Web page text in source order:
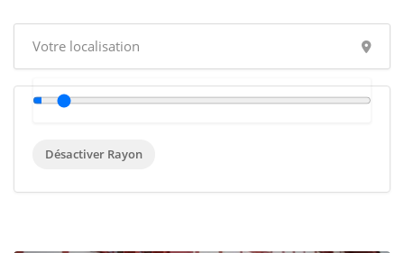
Désactiver Rayon